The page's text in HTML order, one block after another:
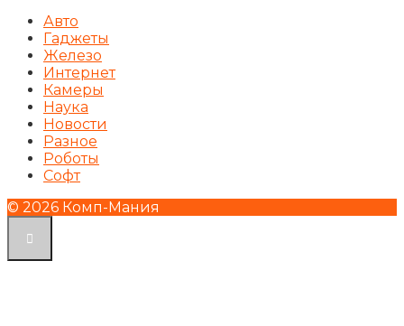
Авто
Гаджеты
Железо
Интернет
Камеры
Наука
Новости
Разное
Роботы
Софт
© 2026 Комп-Мания